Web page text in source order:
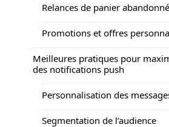
Relances de panier abandonné
Promotions et offres
Meilleures pratiques pour
des notifications push
Personnalisation des
Segmentation de l’audience